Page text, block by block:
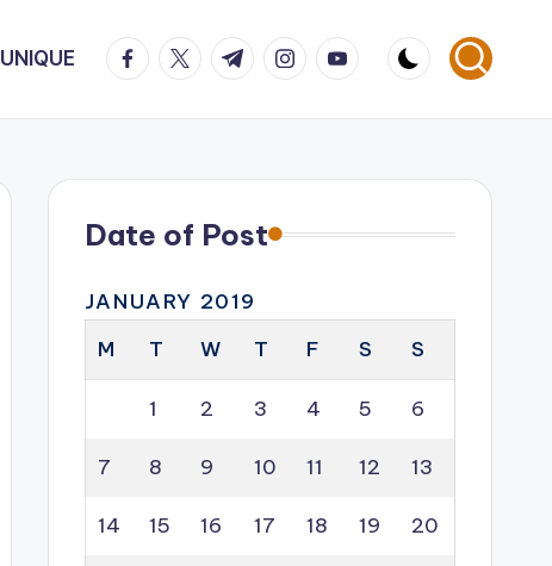
UNIQUE facebook.com
twitter.com
t.me instagram.com
youtube.com
Date of Post
JANUARY 2019
M
T W T F S S
1 2 3 4 5 6
7 8 9 10 11 12 13
14 15 16 17 18 19 20